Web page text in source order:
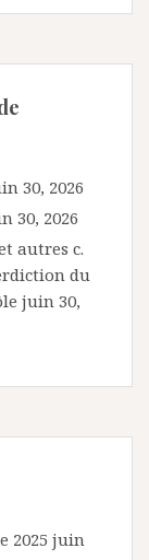
30, 2026
30, 2026
autres c.
du
juin 30,
2025 juin